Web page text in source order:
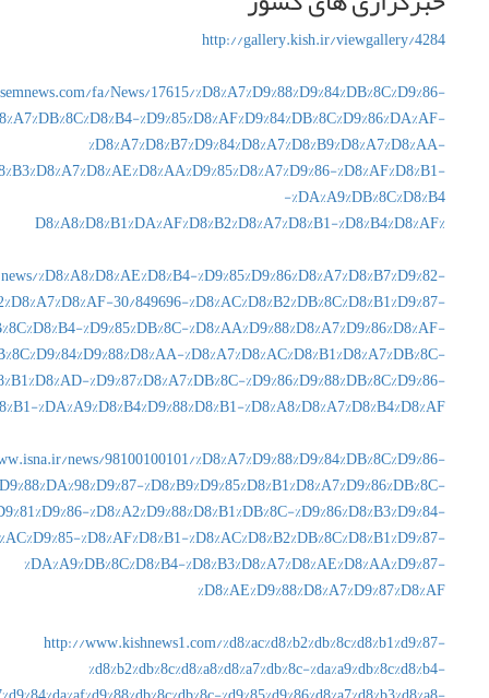
http://gallery.kish.ir/viewgallery/4284
fa/News/17615/%D8%A7%D9%88%D9%84%DB%8C%D9%86-
%D9%85%D8%AF%D9%84%DB%8C%D9%86%DA%AF-
%D8%A7%D8%B7%D9%84%D8%A7%D8%B9%D8%A7%D8%AA-
%D8%AF%D8%B1-
%DA%A9%DB%8C%D8%B4-
%D8%A8%D8%B1%DA%AF%D8%B2%D8%A7%D8%B1-%D8%B4%D8%AF
%D8%A8%D8%AE%D8%B4-%D9%85%D9%86%D8%A7%D8%B7%D9%82-
30/849696-%D8%AC%D8%B2%DB%8C%D8%B1%D9%87-
%D9%85%DB%8C-%D8%AA%D9%88%D8%A7%D9%86%D8%AF-
%D8%A7%D8%AC%D8%B1%D8%A7%DB%8C-
%D9%87%D8%A7%DB%8C-%D9%86%D9%88%DB%8C%D9%86-
%DA%A9%D8%B4%D9%88%D8%B1-%D8%A8%D8%A7%D8%B4%D8%AF
news/98100100101/%D8%A7%D9%88%D9%84%DB%8C%D9%86-
%D8%B9%D9%85%D8%B1%D8%A7%D9%86%DB%8C-
%D8%A2%D9%88%D8%B1%DB%8C-%D9%86%D8%B3%D9%84-
%D8%AF%D8%B1-%D8%AC%D8%B2%DB%8C%D8%B1%D9%87-
%DA%A9%DB%8C%D8%B4-%D8%B3%D8%A7%D8%AE%D8%AA%D9%87-
%D8%AE%D9%88%D8%A7%D9%87%D8%AF
http://www.kishnews1.com/%d8%ac%d8%b2%db%8c%d8%b1%d9%87-
%d8%b2%db%8c%d8%a8%d8%a7%db%8c-%da%a9%db%8c%d8%b4-